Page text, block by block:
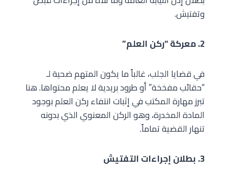
وتفتيش.
2. معركة “ركن العلم”
في قضايا الجلب، غالباً ما يكون المتهم ضحية لـ
“حقائب مفخخة” أو طرود بريدية لا يعلم محتواها. هنا
تبرز مهارة المكتب في إثبات انتفاء ركن العلم بوجود
المادة المخدرة، وهو الركن المعنوي الذي بدونه
تنهار القضية تماماً.
3. بطلان إجراءات التفتيش